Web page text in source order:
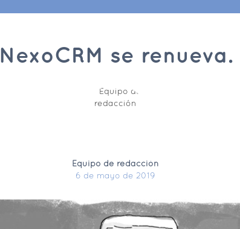
NexoCRM se renueva.
Equipo de redacción
6 de mayo de 2019